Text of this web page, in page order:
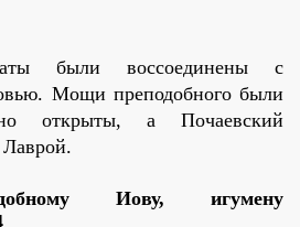
были воссоединены с
Мощи преподобного были
открыты, а Почаевский
Иову, игумену